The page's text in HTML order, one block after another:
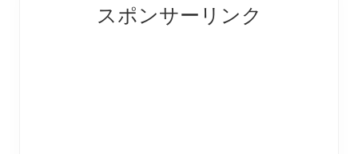
Interactions
Sidebarスポンサーリンク